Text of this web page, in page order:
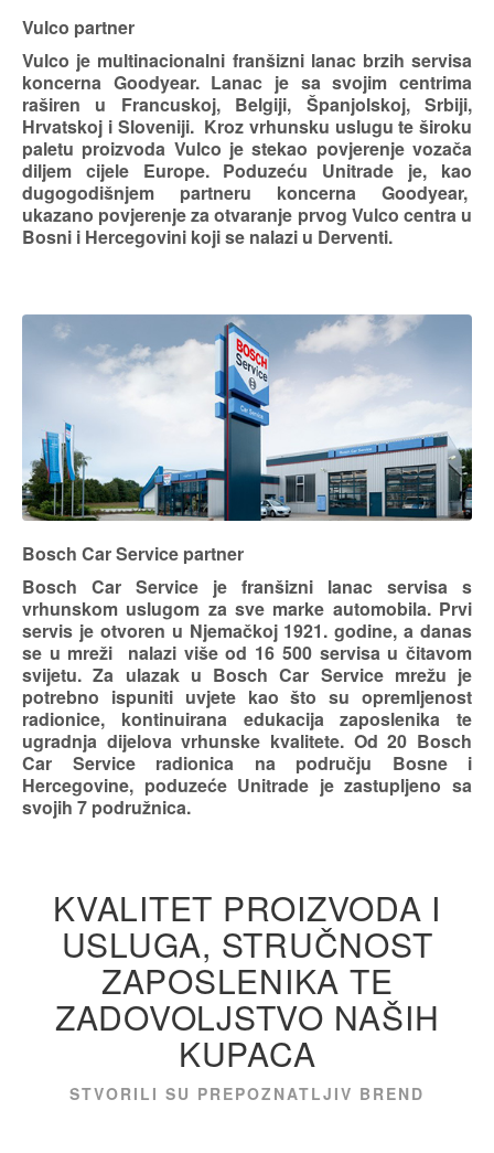
Vulco partner
Vulco je multinacionalni franšizni lanac brzih servisa
koncerna Goodyear. Lanac je sa svojim centrima
raširen u Francuskoj, Belgiji, Španjolskoj, Srbiji,
Hrvatskoj i Sloveniji. Kroz vrhunsku uslugu te široku
paletu proizvoda Vulco je stekao povjerenje vozača
diljem cijele Europe. Poduzeću Unitrade je, kao
dugogodišnjem partneru koncerna Goodyear,
ukazano povjerenje za otvaranje prvog Vulco centra u
Bosni i Hercegovini koji se nalazi u Derventi.
Bosch Car Service partner
Bosch Car Service je franšizni lanac servisa s
vrhunskom uslugom za sve marke automobila. Prvi
servis je otvoren u Njemačkoj 1921. godine, a danas
se u mreži nalazi više od 16 500 servisa u čitavom
svijetu. Za ulazak u Bosch Car Service mrežu je
potrebno ispuniti uvjete kao što su opremljenost
radionice, kontinuirana edukacija zaposlenika te
ugradnja dijelova vrhunske kvalitete. Od 20 Bosch
Car Service radionica na području Bosne i
Hercegovine, poduzeće Unitrade je zastupljeno sa
svojih 7 podružnica.
KVALITET PROIZVODA I
USLUGA, STRUČNOST
ZAPOSLENIKA TE
ZADOVOLJSTVO NAŠIH
KUPACA
STVORILI SU PREPOZNATLJIV BREND